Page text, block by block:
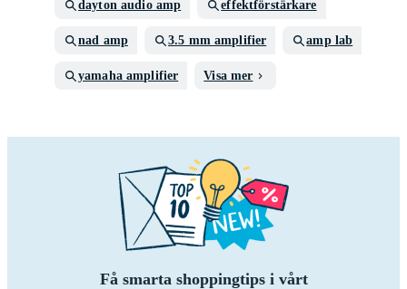
dayton audio amp effektförstärkare
nad amp 3.5 mm amplifier amp lab
yamaha amplifier Visa mer
Få smarta shoppingtips i vårt